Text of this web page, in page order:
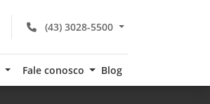
(43) 3028-5500
Fale conosco Blog